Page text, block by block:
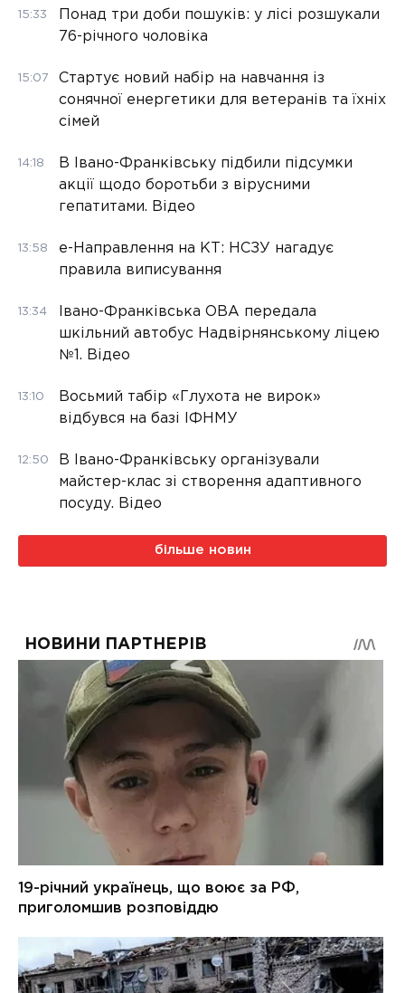
15:33
Понад три доби пошуків: у лісі розшукали
76-річного чоловіка
15:07
Стартує новий набір на навчання із
сонячної енергетики для ветеранів та їхніх
сімей
14:18
В Івано-Франківську підбили підсумки
акції щодо боротьби з вірусними
гепатитами. Відео
13:58
е-Направлення на КТ: НСЗУ нагадує
правила виписування
13:34
Івано-Франківська ОВА передала
шкільний автобус Надвірнянському ліцею
№1. Відео
13:10
Восьмий табір «Глухота не вирок»
відбувся на базі ІФНМУ
12:50
В Івано-Франківську організували
майстер-клас зі створення адаптивного
посуду. Відео
більше новин